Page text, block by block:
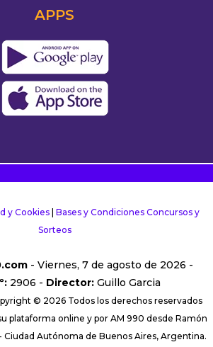
APPS
y Cookies| Bases y Condiciones Concursos y
Sorteos
- Viernes, 7 de agosto de 2026 -
2906 - Director:Guillo Garcia
© 2026 Todos los derechos reservados
plataforma online y por AM 990 desde Ramón
Ciudad Autónoma de Buenos Aires, Argentina.